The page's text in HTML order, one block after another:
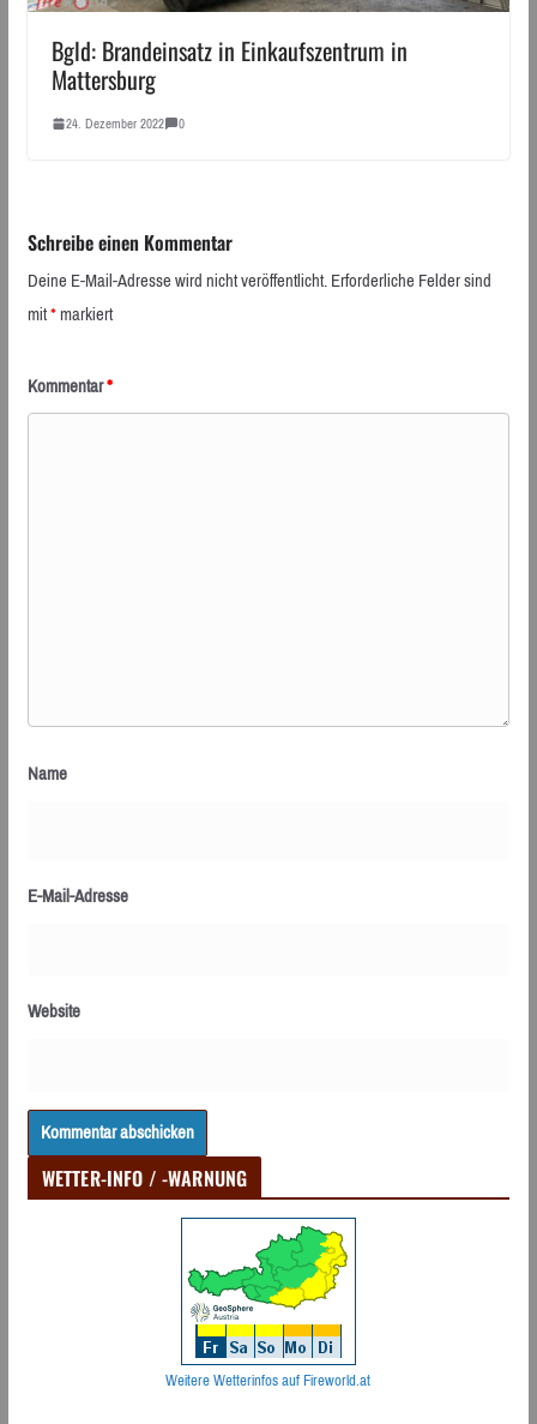
Bgld: Brandeinsatz in Einkaufszentrum in
Mattersburg
24. Dezember 2022 0
Schreibe einen Kommentar
Deine E-Mail-Adresse wird nicht veröffentlicht.Erforderliche Felder sind
mit*markiert
Kommentar*
Name
E-Mail-Adresse
Website
WETTER-INFO / -WARNUNG
Weitere Wetterinfos auf Fireworld.at